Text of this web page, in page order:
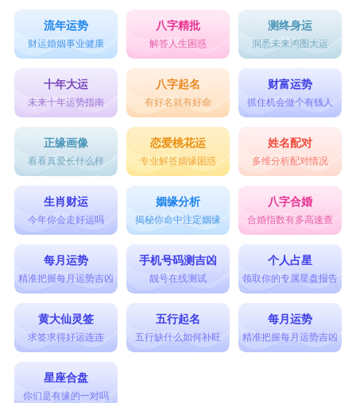
流年运势
财运婚姻事业健康
八字精批
解答人生困惑
测终身运
洞悉未来鸿图大运
十年大运
未来十年运势指南
八字起名
有好名就有好命
财富运势
抓住机会做个有钱人
正缘画像
看看真爱长什么样
恋爱桃花运
专业解答姻缘困惑
姓名配对
多维分析配对情况
生肖财运
今年你会走好运吗
姻缘分析
揭秘你命中注定姻缘
八字合婚
合婚指数有多高速查
每月运势
精准把握每月运势吉凶
手机号码测吉凶
靓号在线测试
个人占星
领取你的专属星盘报告
黄大仙灵签
求签求得好运连连
五行起名
五行缺什么如何补旺
每月运势
精准把握每月运势吉凶
星座合盘
你们是有缘的一对吗